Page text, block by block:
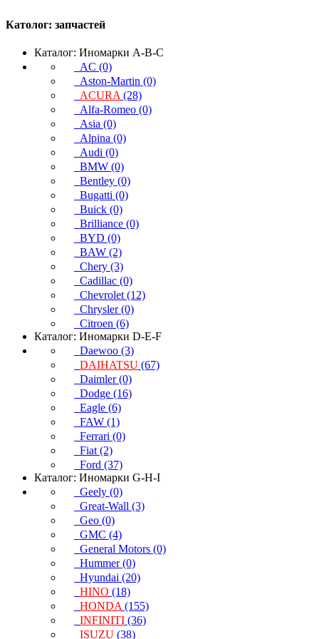
Католог: запчастей
Каталог: Иномарки A-B-C
AC (0)
Aston-Martin (0)
ACURA (28)
Alfa-Romeo (0)
Asia (0)
Alpina (0)
Audi (0)
BMW (0)
Bentley (0)
Bugatti (0)
Buick (0)
Brilliance (0)
BYD (0)
BAW (2)
Chery (3)
Cadillac (0)
Chevrolet (12)
Chrysler (0)
Citroen (6)
Каталог: Иномарки D-E-F
Daewoo (3)
DAIHATSU (67)
Daimler (0)
Dodge (16)
Eagle (6)
FAW (1)
Ferrari (0)
Fiat (2)
Ford (37)
Каталог: Иномарки G-H-I
Geely (0)
Great-Wall (3)
Geo (0)
GMC (4)
General Motors (0)
Hummer (0)
Hyundai (20)
HINO (18)
HONDA (155)
INFINITI (36)
ISUZU (38)